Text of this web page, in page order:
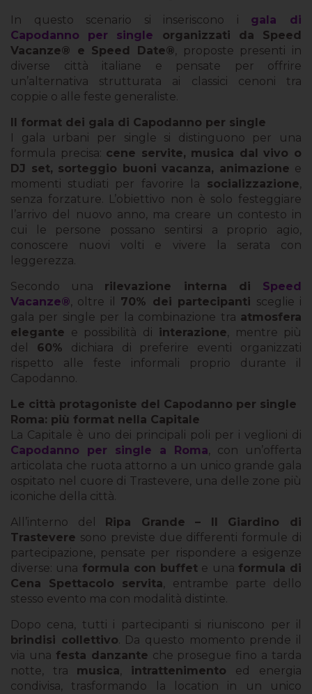
In questo scenario si inseriscono i gala di
Capodanno per single organizzati da Speed
Vacanze® e Speed Date®, proposte presenti in
diverse città italiane e pensate per offrire
un’alternativa strutturata ai classici cenoni tra
coppie o alle feste generaliste.
Il format dei gala di Capodanno per single
I gala urbani per single si distinguono per una
formula precisa: cene servite, musica dal vivo o
DJ set, sorteggio buoni vacanza, animazione e
momenti studiati per favorire la socializzazione,
senza forzature. L’obiettivo non è solo festeggiare
l’arrivo del nuovo anno, ma creare un contesto in
cui le persone possano sentirsi a proprio agio,
conoscere nuovi volti e vivere la serata con
leggerezza.
Secondo una rilevazione interna di Speed
Vacanze®, oltre il 70% dei partecipanti sceglie i
gala per single per la combinazione tra atmosfera
elegante e possibilità di interazione, mentre più
del 60% dichiara di preferire eventi organizzati
rispetto alle feste informali proprio durante il
Capodanno.
Le città protagoniste del Capodanno per single
Roma: più format nella Capitale
La Capitale è uno dei principali poli per i veglioni di
Capodanno per single a Roma, con un’offerta
articolata che ruota attorno a un unico grande gala
ospitato nel cuore di Trastevere, una delle zone più
iconiche della città.
All’interno del Ripa Grande – Il Giardino di
Trastevere sono previste due differenti formule di
partecipazione, pensate per rispondere a esigenze
diverse: una formula con buffet e una formula di
Cena Spettacolo servita, entrambe parte dello
stesso evento ma con modalità distinte.
Dopo cena, tutti i partecipanti si riuniscono per il
brindisi collettivo. Da questo momento prende il
via una festa danzante che prosegue fino a tarda
notte, tra musica, intrattenimento ed energia
condivisa, trasformando la location in un unico